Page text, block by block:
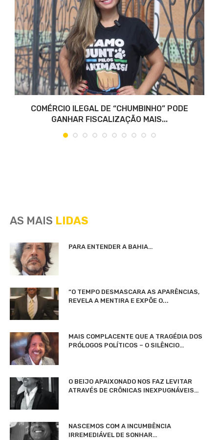
COMÉRCIO ILEGAL DE “CHUMBINHO” PODE
GANHAR FISCALIZAÇÃO MAIS...
AS MAIS LIDAS
PARA ENTENDER A BAHIA…
“O TEMPO DESMASCARA AS APARÊNCIAS,
REVELA A MENTIRA E EXPÕE O...
MAIS COMPLACENTE QUE A TRAGÉDIA DOS
PRÓLOGOS POLÍTICOS – O SILÊNCIO…
O BEIJO APAIXONADO NOS FAZ LEVITAR
ATRAVÉS DE CRÔNICAS INEXPUGNÁVEIS…
NASCEMOS COM A INCUMBÊNCIA
IRREMEDIÁVEL DE SONHAR…